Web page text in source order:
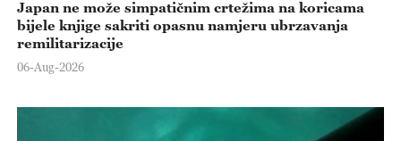
Japan ne može simpatičnim crtežima na koricama
bijele knjige sakriti opasnu namjeru ubrzavanja
remilitarizacije
06-Aug-2026